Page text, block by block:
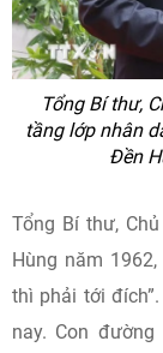
Tổng Bí thư,
tầng lớp nhân
Đền
Tổng Bí thư,
Hùng năm
thì phải tới
nay. Con